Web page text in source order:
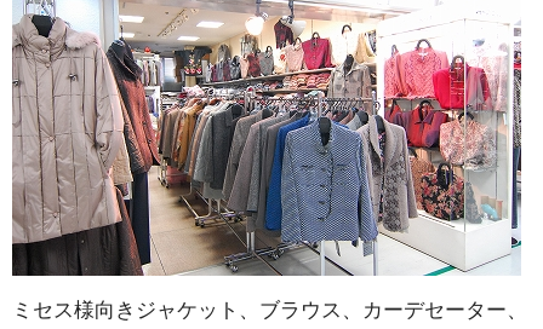
ミセス様向きジャケット、ブラウス、カーデセーター、